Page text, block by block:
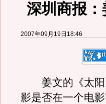
深圳商报
2007年09月19日18:46
姜文的《太阳
影是否在一个电